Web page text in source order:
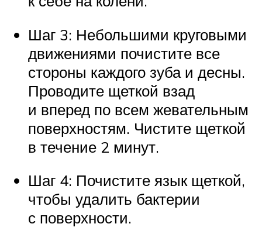
Шаг 3: Небольшими круговыми
движениями почистите все
стороны каждого зуба и десны.
Проводите щеткой взад
и вперед по всем жевательным
поверхностям. Чистите щеткой
в течение 2 минут.
Шаг 4: Почистите язык щеткой,
чтобы удалить бактерии
с поверхности.